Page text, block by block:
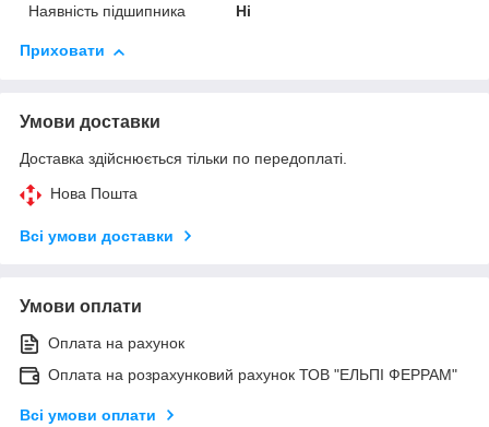
Наявність підшипника
Ні
Приховати
Умови доставки
Доставка здійснюється тільки по передоплаті.
Нова Пошта
Всі умови доставки
Умови оплати
Оплата на рахунок
Оплата на розрахунковий рахунок ТОВ "ЕЛЬПІ ФЕРРАМ"
Всі умови оплати